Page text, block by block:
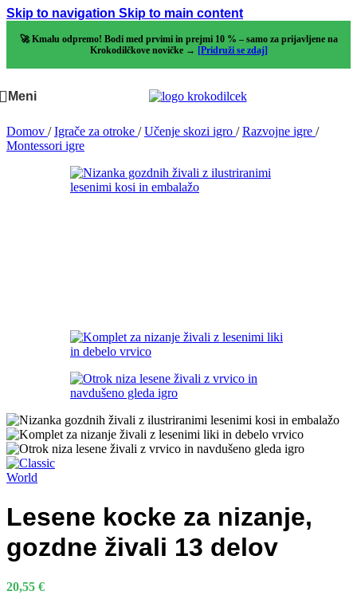
Skip to navigation Skip to main content
🚀 Kmalu odpremo! Bodi med prvimi in prejmi 10 % – samo za prijavljene na
Krokodilčkove novičke → [Pridruži se zdaj]
Meni
Domov / Igrače za otroke / Učenje skozi igro / Razvojne igre /
Montessori igre
Lesene kocke za nizanje,
gozdne živali 13 delov
20,55 €